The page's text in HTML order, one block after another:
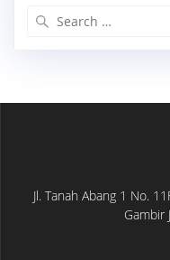
Jl. Tanah Abang 1 No.
Gambir